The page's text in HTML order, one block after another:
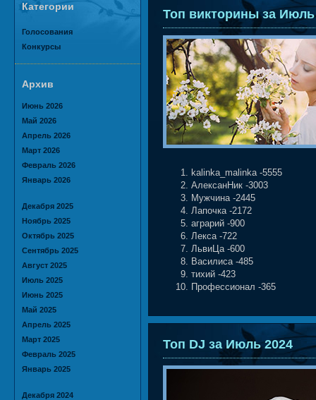
Категории
Голосования
Конкурсы
Архив
Июнь 2026
Май 2026
Апрель 2026
Март 2026
Февраль 2026
Январь 2026
Декабря 2025
Ноябрь 2025
Октябрь 2025
Сентябрь 2025
Август 2025
Июль 2025
Июнь 2025
Май 2025
Апрель 2025
Март 2025
Февраль 2025
Январь 2025
Декабря 2024
Топ викторины за Июль
kalinka_malinka -5555
АлексанНик -3003
Мужчина -2445
Лапочка -2172
аграрий -900
Лекса -722
ЛьвиЦа -600
Василиса -485
тихий -423
Профессионал -365
Топ DJ за Июль 2024